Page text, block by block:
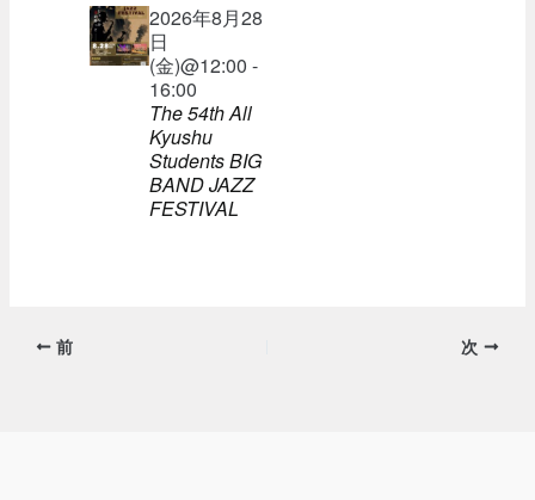
2026年8月28
日
(金)@12:00 -
16:00
The 54th All
Kyushu
Students BIG
BAND JAZZ
FESTIVAL
前 次